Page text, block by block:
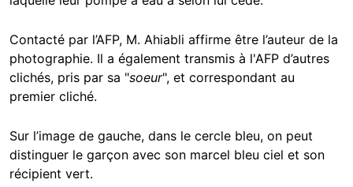
Contacté par l’AFP, M. Ahiabli affirme être l’auteur de la
photographie. Il a également transmis à l'AFP d’autres
clichés, pris par sa "soeur", et correspondant au
premier cliché.
Sur l’image de gauche, dans le cercle bleu, on peut
distinguer le garçon avec son marcel bleu ciel et son
récipient vert.